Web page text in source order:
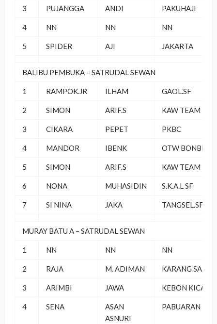
3 PUJANGGA ANDI PAKUHAJI
4 NN NN NN
5 SPIDER AJI JAKARTA
BALIBU PEMBUKA – SATRUDAL SEWAN
1 RAMPOK.JR ILHAM GAOL.SF
2 SIMON ARIF.S KAW TEAM
3 CIKARA PEPET PKBC
4 MANDOR IBENK OTW BONBES
5 SIMON ARIF.S KAW TEAM
6 NONA MUHASIDIN S.K.A.L SF
7 SI NINA JAKA TANGSEL.SF
MURAY BATU A – SATRUDAL SEWAN
1 NN NN NN
2 RAJA M. ADIMAN KARANG SARI
3 ARIMBI JAWA KEBON KICAU
4 SENA
ASAN
ASNURI
PABUARAN